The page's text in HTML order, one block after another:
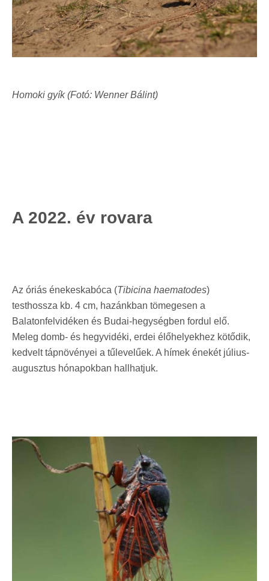
Homoki gyík (Fotó: Wenner Bálint)
A 2022. év rovara
Az óriás énekeskabóca (Tibicina haematodes)
testhossza kb. 4 cm, hazánkban tömegesen a
Balatonfelvidéken és Budai-hegységben fordul elő.
Meleg domb- és hegyvidéki, erdei élőhelyekhez kötődik,
kedvelt tápnövényei a tűlevelűek. A hímek énekét július-
augusztus hónapokban hallhatjuk.